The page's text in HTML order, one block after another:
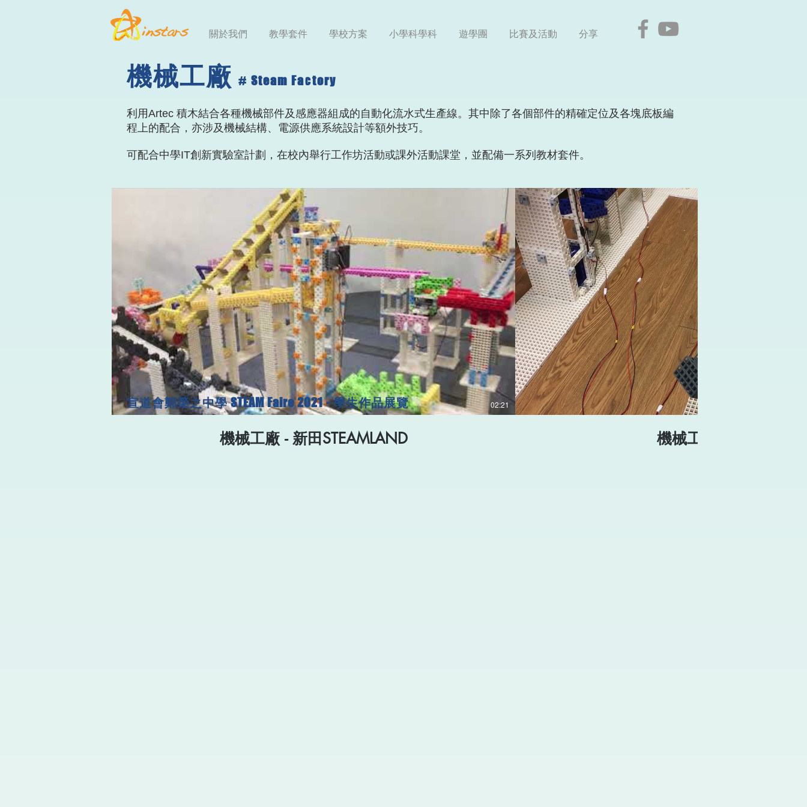
關於我們 教學套件 學校方案 小學科學科 遊學團 比賽及活動 分享
機械工廠 # Steam Factory
利用Artec 積木結合各種機械部件及感應器組成的自動化流水式生產線。其中除了各個部件的精確定位及各塊底板編
程上的配合，亦涉及機械結構、電源供應系統設計等額外技巧。
​可配合中學IT創新實驗室計劃，在校內舉行工作坊活動或課外活動課堂，並配備一系列教材套件。
播放影片
02:21
機械工廠 - 新田STEAMLAND 機械工廠示範影片
宣道會鄭榮之中學 STEAM Faire 2021 - 學生作品展覽